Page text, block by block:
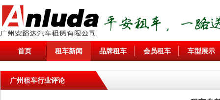
首页 租车新闻 品牌租车 会员租车 车型展示
广州租车行业评论